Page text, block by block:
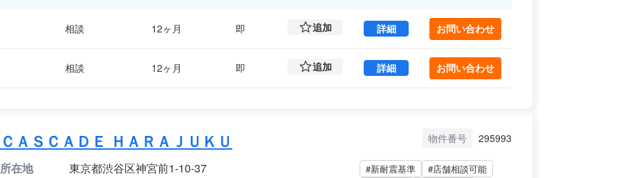
ンをサポートする環境が整っています。銀座でのブランドある住所を求める企業様に注目の物件です。
相談 12ヶ月 即 追加 詳細パティオビル 一棟 (291.5㎡) ｜渋谷区 の賃貸オフィ
お問い合わせ
相談 12ヶ月 即 追加 詳細パティオビル 一棟 (291.5㎡) ｜渋谷区 の賃貸オフィ
お問い合わせ
ＣＡＳＣＡＤＥ ＨＡＲＡＪＵＫＵ 物件番号 295993
所在地 東京都渋谷区神宮前1-10-37 #新耐震基準
#店舗相談可能